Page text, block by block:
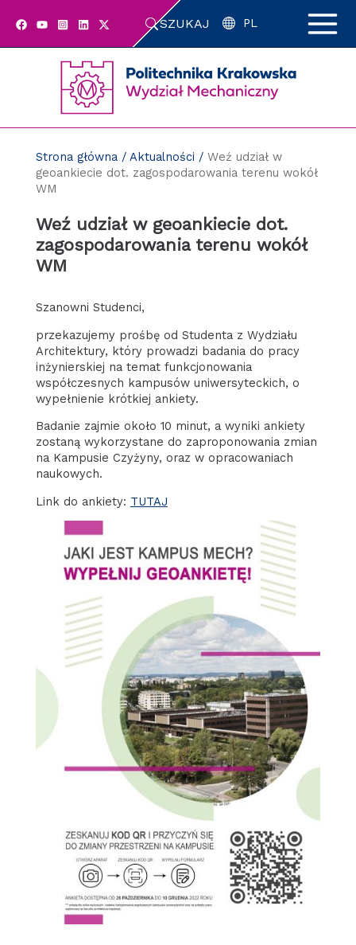
SZUKAJ PL
Strona główna/ Aktualności / Weź udział w
geoankiecie dot. zagospodarowania terenu wokół
WM
Weź udział w geoankiecie dot.
zagospodarowania terenu wokół
WM
Szanowni Studenci,
przekazujemy prośbę od Studenta z Wydziału
Architektury, który prowadzi badania do pracy
inżynierskiej na temat funkcjonowania
współczesnych kampusów uniwersyteckich, o
wypełnienie krótkiej ankiety.
Badanie zajmie około 10 minut, a wyniki ankiety
zostaną wykorzystane do zaproponowania zmian
na Kampusie Czyżyny, oraz w opracowaniach
naukowych.
Link do ankiety: TUTAJ